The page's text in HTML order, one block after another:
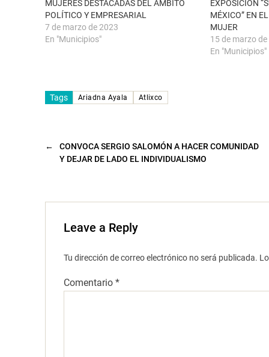
n
u
e
v
a
)
b
r
e
e
n
u
t
a
n
v
)
MUJERES DESTACADAS DEL ÁMBITO
POLÍTICO Y EMPRESARIAL
7 de marzo de 2023
En "Municipios"
EXPOSICIÓN
MÉXICO” EN
MUJER
15 de marzo
En "Municipios"
Tags Ariadna Ayala Atlixco
←
CONVOCA SERGIO SALOMÓN A HACER COMUNIDAD
Y DEJAR DE LADO EL INDIVIDUALISMO
Leave a Reply
Tu dirección de correo electrónico no será publicada.
Comentario *